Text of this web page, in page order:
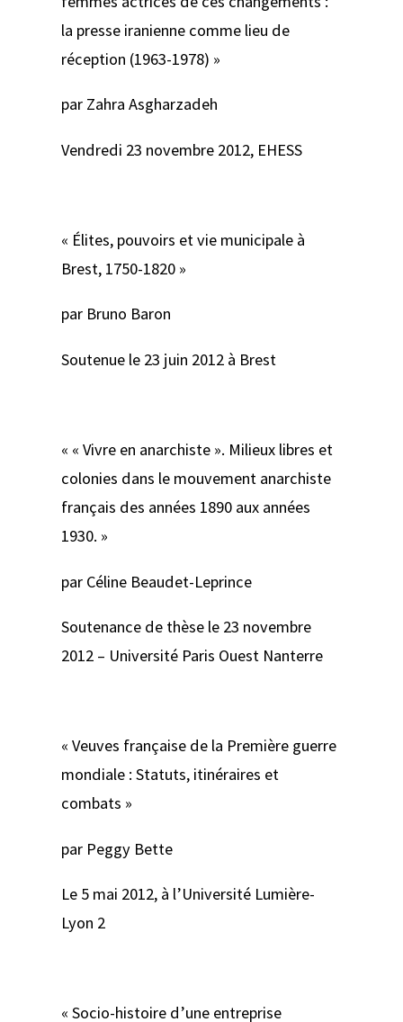
la presse iranienne comme lieu de
réception (1963-1978) »
par Zahra Asgharzadeh
Vendredi 23 novembre 2012, EHESS
« Élites, pouvoirs et vie municipale à
Brest, 1750-1820 »
par Bruno Baron
Soutenue le 23 juin 2012 à Brest
« « Vivre en anarchiste ». Milieux libres et
colonies dans le mouvement anarchiste
français des années 1890 aux années
1930. »
par Céline Beaudet-Leprince
Soutenance de thèse le 23 novembre
2012 – Université Paris Ouest Nanterre
« Veuves française de la Première guerre
mondiale : Statuts, itinéraires et
combats »
par Peggy Bette
Le 5 mai 2012, à l’Université Lumière-
Lyon 2
« Socio-histoire d’une entreprise